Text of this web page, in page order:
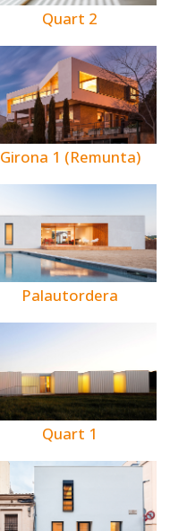
Quart 2
Girona 1 (Remunta)
Palautordera
Quart 1